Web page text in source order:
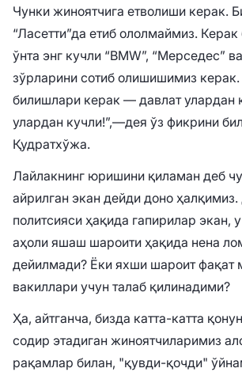
Чунки жиноятчига етволиши керак.
“Ласетти”да етиб ололмаймиз.
ўнта энг кучли “BMW”, “Мерседес”
зўрларини сотиб олишишимиз
билишлари керак — давлат улардан
улардан кучли!”,—дея ўз фикрини
Қудратхўжа.
Лайлакнинг юришини қиламан деб
айрилган экан дейди доно
политсияси ҳақида гапирилар экан,
аҳоли яшаш шароити ҳақида нена
дейилмади? Ёки яхши шароит фақат
вакиллари учун талаб қилинадими?
Ҳа, айтганча, бизда катта-катта
содир этадиган жиноятчиларимиз
рақамлар билан, "қувди-қочди"